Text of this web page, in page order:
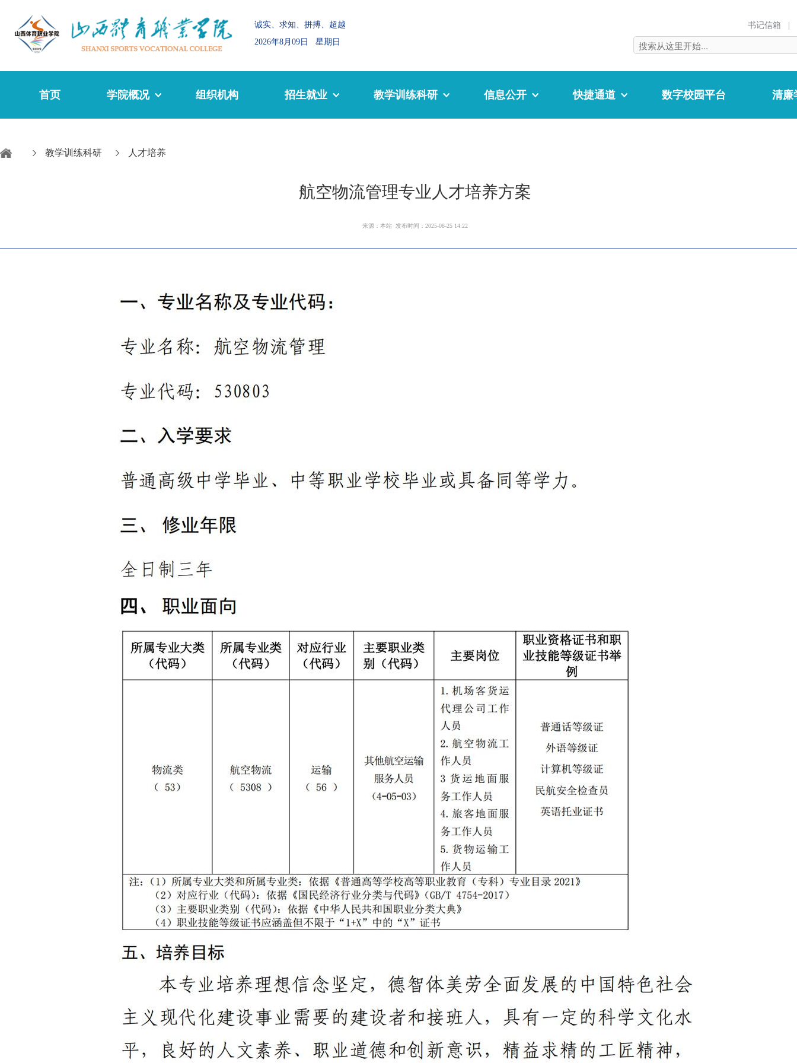
诚实、求知、拼搏、超越
2026年8月09日 星期日
书记信箱
首页 学院概况 组织机构 招生就业 教学训练科研 信息公开 快捷通道 数字校园平台 清廉
教学训练科研 人才培养
航空物流管理专业人才培养方案
来源：本站 发布时间：2025-08-25 14:22